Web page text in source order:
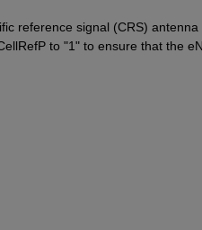
reference signal (CRS)
to "1" to ensure that the